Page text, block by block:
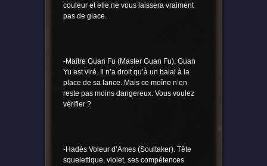
couleur et elle ne vous laissera vraiment
pas de glace.
-Maître Guan Fu (Master Guan Fu). Guan
Yu est viré. Il n’a droit qu’à un balai à la
place de sa lance. Mais ce moîne n’en
reste pas moins dangereux. Vous voulez
vérifier ?
-Hadès Voleur d’Ames (Soultaker). Tête
squelettique, violet, ses compétences